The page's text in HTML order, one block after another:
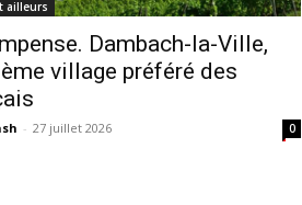
ailleurs
Dambach-la-Ville,
village préféré des
- 27 juillet 2026 0